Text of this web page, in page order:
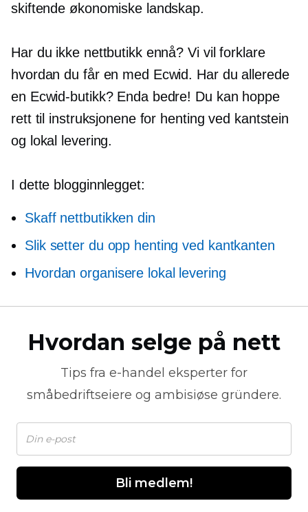
skiftende økonomiske landskap.
Har du ikke nettbutikk ennå? Vi vil forklare
hvordan du får en med Ecwid. Har du allerede
en Ecwid-butikk? Enda bedre! Du kan hoppe
rett til instruksjonene for henting ved kantstein
og lokal levering.
I dette blogginnlegget:
Skaff nettbutikken din
Slik setter du opp henting ved kantkanten
Hvordan organisere lokal levering
Hvordan selge på nett
Tips fra e-handel eksperter for
småbedriftseiere og ambisiøse gründere.
Bli medlem!